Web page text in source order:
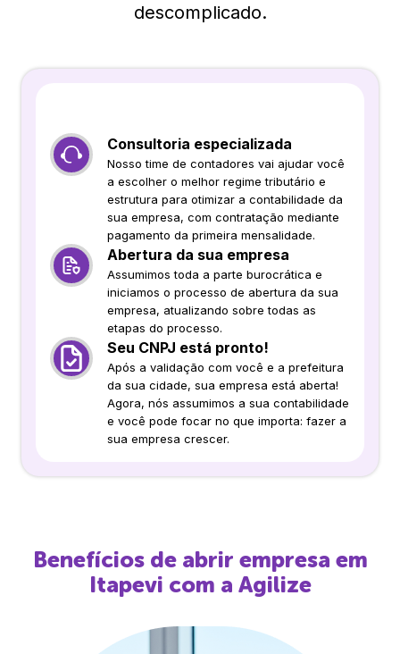
descomplicado.
Consultoria especializada
Nosso time de contadores vai ajudar você
a escolher o melhor regime tributário e
estrutura para otimizar a contabilidade da
sua empresa, com contratação mediante
pagamento da primeira mensalidade.
Abertura da sua empresa
Assumimos toda a parte burocrática e
iniciamos o processo de abertura da sua
empresa, atualizando sobre todas as
etapas do processo.
Seu CNPJ está pronto!
Após a validação com você e a prefeitura
da sua cidade, sua empresa está aberta!
Agora, nós assumimos a sua contabilidade
e você pode focar no que importa: fazer a
sua empresa crescer.
Benefícios de abrir empresa em
Itapevi com a Agilize